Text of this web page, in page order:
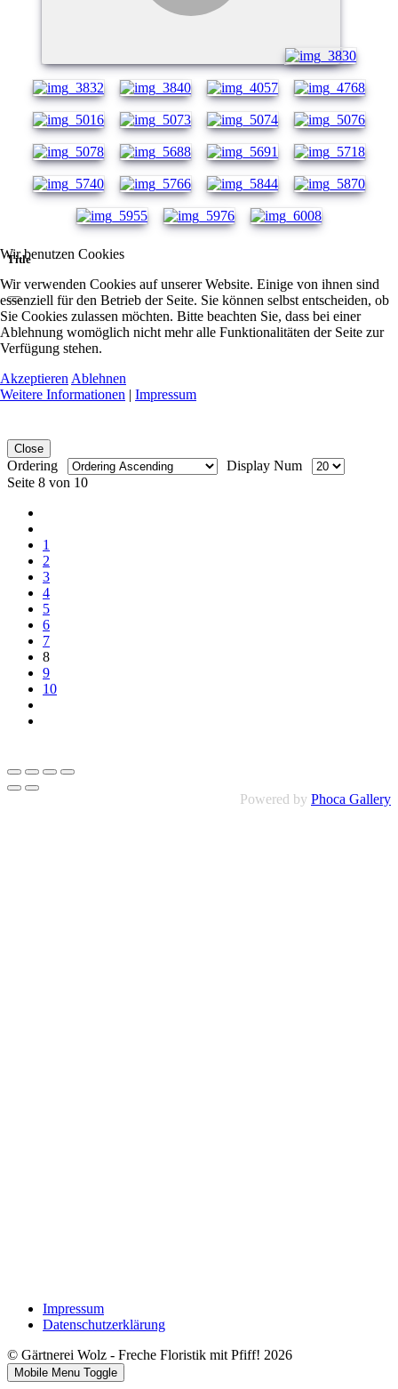
Title
Close
Ordering
Display Num
Seite 8 von 10
1
2
3
4
5
6
7
8
9
10
Powered by Phoca Gallery
Impressum
Datenschutzerklärung
© Gärtnerei Wolz - Freche Floristik mit Pfiff! 2026
Mobile Menu Toggle
Wir benutzen Cookies
Wir verwenden Cookies auf unserer Website. Einige von ihnen sind
essenziell für den Betrieb der Seite. Sie können selbst entscheiden, ob
Sie Cookies zulassen möchten. Bitte beachten Sie, dass bei einer
Ablehnung womöglich nicht mehr alle Funktionalitäten der Seite zur
Verfügung stehen.
Akzeptieren Ablehnen
Weitere Informationen | Impressum